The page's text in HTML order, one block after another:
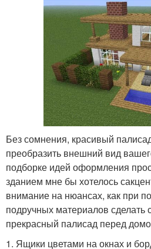
Без сомнения, красивый
преобразить внешний вид
подборке идей оформления
зданием мне бы хотелось
внимание на нюансах, как при
подручных материалов сделать
прекрасный палисад перед
1. Ящики цветами на окнах и